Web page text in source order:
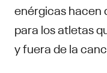
enérgicas hacen
para los atletas
y fuera de la